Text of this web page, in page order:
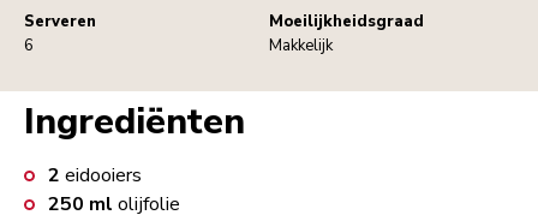
Serveren
6
Moeilijkheidsgraad
Makkelijk
Ingrediënten
2 eidooiers
250 ml olijfolie